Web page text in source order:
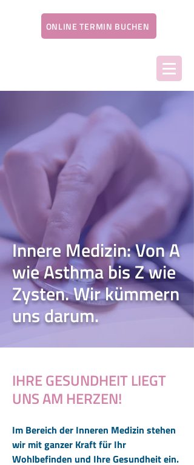
ONLINE TERMIN BUCHEN
Innere Medizin: Von A
wie Asthma bis Z wie
Zysten. Wir kümmern
uns darum.
IHRE GESUNDHEIT LIEGT
UNS AM HERZEN!
Im Bereich der Inneren Medizin stehen
wir mit ganzer Kraft für Ihr
Wohlbefinden und Ihre Gesundheit ein.